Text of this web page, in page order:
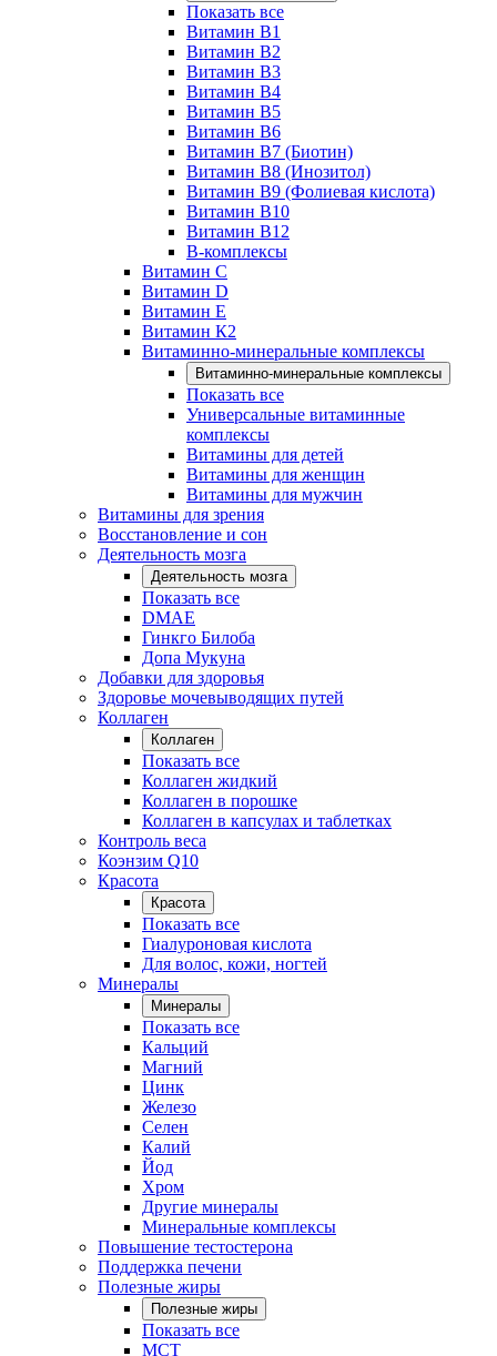
Показать все
Витамин B1
Витамин B2
Витамин B3
Витамин B4
Витамин B5
Витамин B6
Витамин B7 (Биотин)
Витамин B8 (Инозитол)
Витамин B9 (Фолиевая кислота)
Витамин B10
Витамин B12
B-комплексы
Витамин C
Витамин D
Витамин E
Витамин К2
Витаминно-минеральные комплексы
Витаминно-минеральные комплексы
Показать все
Универсальные витаминные
комплексы
Витамины для детей
Витамины для женщин
Витамины для мужчин
Витамины для зрения
Восстановление и сон
Деятельность мозга
Деятельность мозга
Показать все
DMAE
Гинкго Билоба
Допа Мукуна
Добавки для здоровья
Здоровье мочевыводящих путей
Коллаген
Коллаген
Показать все
Коллаген жидкий
Коллаген в порошке
Коллаген в капсулах и таблетках
Контроль веса
Коэнзим Q10
Красота
Красота
Показать все
Гиалуроновая кислота
Для волос, кожи, ногтей
Минералы
Минералы
Показать все
Кальций
Магний
Цинк
Железо
Селен
Калий
Йод
Хром
Другие минералы
Минеральные комплексы
Повышение тестостерона
Поддержка печени
Полезные жиры
Полезные жиры
Показать все
MCT